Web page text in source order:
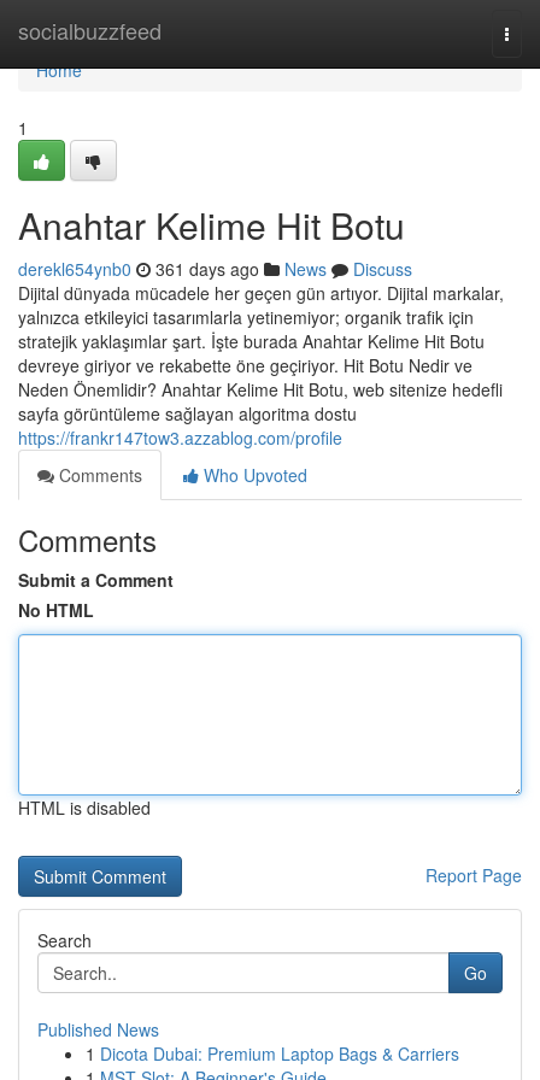
socialbuzzfeed
Home
Home
1
Anahtar Kelime Hit Botu
derekl654ynb0 361 days ago News
Discuss
Dijital dünyada mücadele her geçen gün artıyor. Dijital markalar,
yalnızca etkileyici tasarımlarla yetinemiyor; organik trafik için
stratejik yaklaşımlar şart. İşte burada Anahtar Kelime Hit Botu
devreye giriyor ve rekabette öne geçiriyor. Hit Botu Nedir ve
Neden Önemlidir? Anahtar Kelime Hit Botu, web sitenize hedefli
sayfa görüntüleme sağlayan algoritma dostu
https://frankr147tow3.azzablog.com/profile
Comments
Who Upvoted
Comments
Submit a Comment
No HTML
HTML is disabled
Report Page
Search
Go
Published News
1 Dicota Dubai: Premium Laptop Bags & Carriers